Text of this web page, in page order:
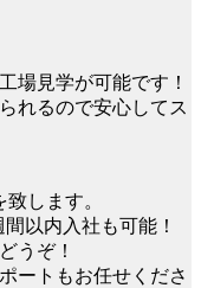
場見学が可能です！
れるので安心してス
します。
以内入社も可能！
うぞ！
ートもお任せくださ